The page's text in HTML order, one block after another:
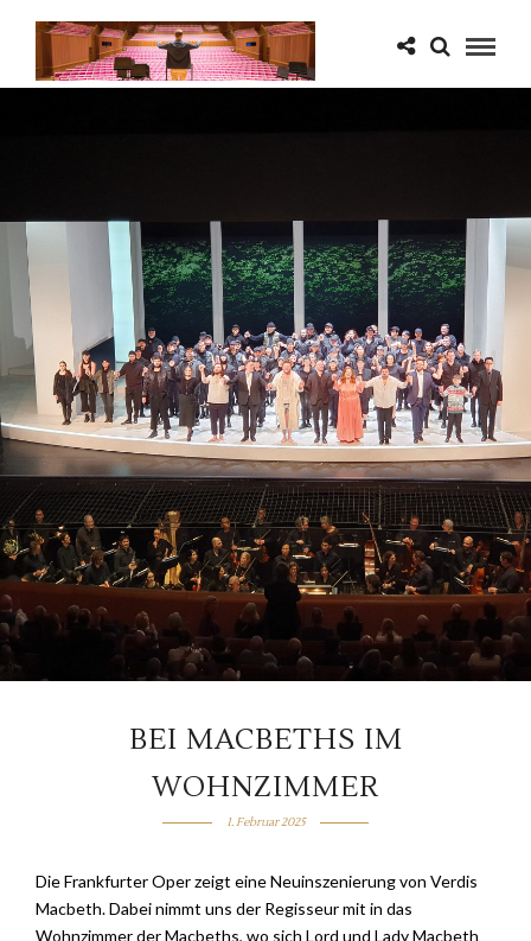
BEI MACBETHS IM
WOHNZIMMER
1. Februar 2025
Die Frankfurter Oper zeigt eine Neuinszenierung von Verdis
Macbeth. Dabei nimmt uns der Regisseur mit in das
Wohnzimmer der Macbeths, wo sich Lord und Lady Macbeth